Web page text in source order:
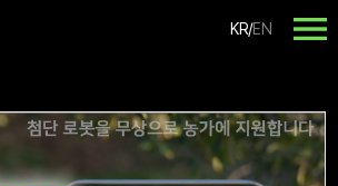
KR/EN